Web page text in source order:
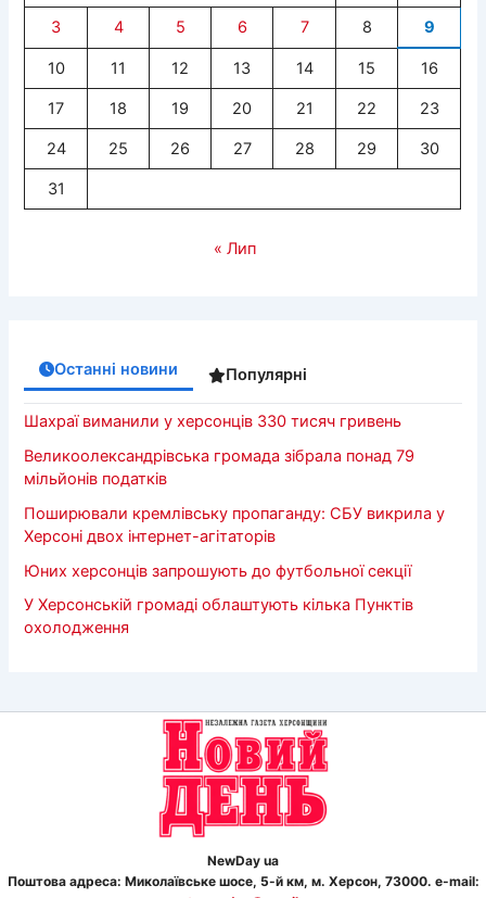
3 4 5 6 7 8 9
10 11 12 13 14 15 16
17 18 19 20 21 22 23
24 25 26 27 28 29 30
31
« Лип
Останні новини Популярні
Шахраї виманили у херсонців 330 тисяч гривень
Великоолександрівська громада зібрала понад 79
мільйонів податків
Поширювали кремлівську пропаганду: СБУ викрила у
Херсоні двох інтернет-агітаторів
Юних херсонців запрошують до футбольної секції
У Херсонській громаді облаштують кілька Пунктів
охолодження
NewDay ua
Поштова адреса: Миколаївське шосе, 5-й км, м. Херсон, 73000. e-mail: